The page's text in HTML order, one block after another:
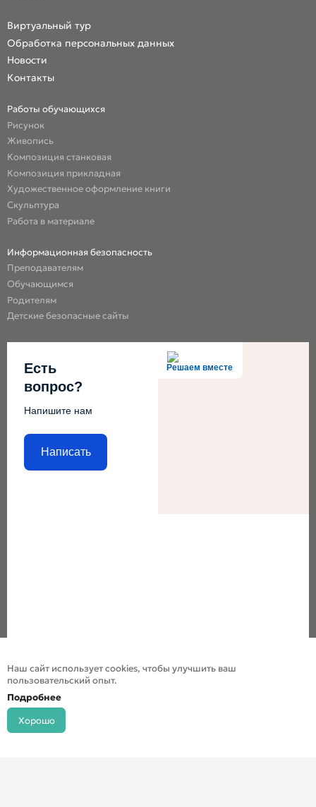
Виртуальный тур
Обработка персональных данных
Новости
Контакты
Работы обучающихся
Рисунок
Живопись
Композиция станковая
Композиция прикладная
Художественное оформление книги
Скульптура
Работа в материале
Информационная безопасность
Преподавателям
Обучающимся
Родителям
Детские безопасные сайты
Решаем вместе
Есть
вопрос?
Напишите нам
Написать
Наш сайт использует cookies, чтобы улучшить ваш
пользовательский опыт.
Подробнее
Хорошо